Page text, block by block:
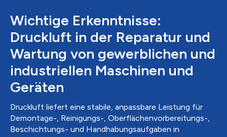
Wichtige Erkenntnisse:
Druckluft in der Reparatur und
Wartung von gewerblichen und
industriellen Maschinen und
Geräten
Druckluft liefert eine stabile, anpassbare Leistung für
Demontage-, Reinigungs-, Oberflächenvorbereitungs-,
Beschichtungs- und Handhabungsaufgaben in